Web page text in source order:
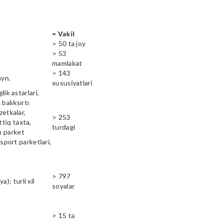
= Vakil
> 50 ta joy
> 53
mamlakat
> 143
xususiyatlari
astarlari,
taxta,
parket
parketlari,
> 253
turdagi
turli xil
> 797
soyalar
> 15 ta